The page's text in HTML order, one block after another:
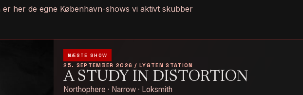
her de egne København-shows vi aktivt skubber
NÆSTE SHOW
25. SEPTEMBER 2026 / LYGTEN STATION
A STUDY IN DISTORTION
Northophere · Narrow · Loksmith